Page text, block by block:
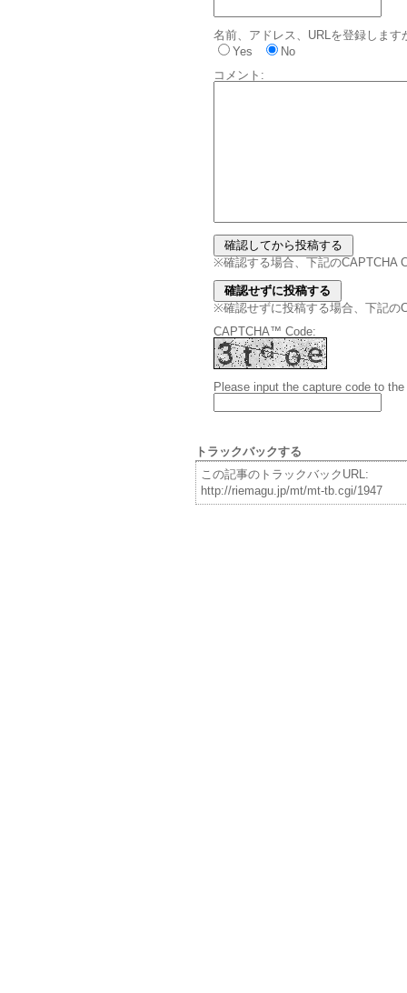
名前、アドレス、URLを登録します
Yes
No
コメント:
※確認する場合、下記のCAPTCHA
※確認せずに投稿する場合、下記の
CAPTCHA™ Code:
Please input the capture code to
トラックバックする
この記事のトラックバックURL:
http://riemagu.jp/mt/mt-tb.cgi/1947